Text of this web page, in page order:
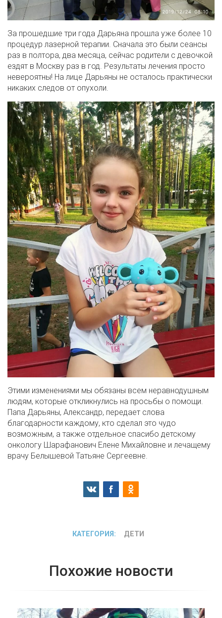
За прошедшие три года Дарьяна прошла уже более 10
процедур лазерной терапии. Сначала это были сеансы
раз в полтора, два месяца, сейчас родители с девочкой
ездят в Москву раз в год. Результаты лечения просто
невероятны! На лице Дарьяны не осталось практически
никаких следов от опухоли.
Этими изменениями мы обязаны всем неравнодушным
людям, которые откликнулись на просьбы о помощи.
Папа Дарьяны, Александр, передает слова
благодарности каждому, кто сделал это чудо
возможным, а также отдельное спасибо детскому
онкологу Шарафанович Елене Михайловне и лечащему
врачу Белышевой Татьяне Сергеевне.
КАТЕГОРИЯ: ДЕТИ
Похожие новости